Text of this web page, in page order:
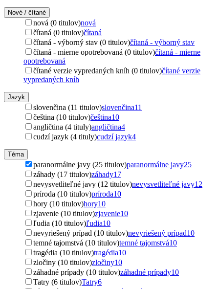
Nové / čítané
nová (0 titulov)nová
čítaná (0 titulov)čítaná
čítaná - výborný stav (0 titulov)čítaná - výborný stav
čítaná - mierne opotrebovaná (0 titulov)čítaná - mierne
opotrebovaná
čítané verzie vypredaných kníh (0 titulov)čítané verzie
vypredaných kníh
Jazyk
slovenčina (11 titulov)slovenčina11
čeština (10 titulov)čeština10
angličtina (4 tituly)angličtina4
cudzí jazyk (4 tituly)cudzí jazyk4
Téma
paranormálne javy (25 titulov)paranormálne javy25
záhady (17 titulov)záhady17
nevysvetliteľné javy (12 titulov)nevysvetliteľné javy12
príroda (10 titulov)príroda10
hory (10 titulov)hory10
zjavenie (10 titulov)zjavenie10
ľudia (10 titulov)ľudia10
nevyriešený prípad (10 titulov)nevyriešený prípad10
temné tajomstvá (10 titulov)temné tajomstvá10
tragédia (10 titulov)tragédia10
zločiny (10 titulov)zločiny10
záhadné prípady (10 titulov)záhadné prípady10
Tatry (6 titulov)Tatry6